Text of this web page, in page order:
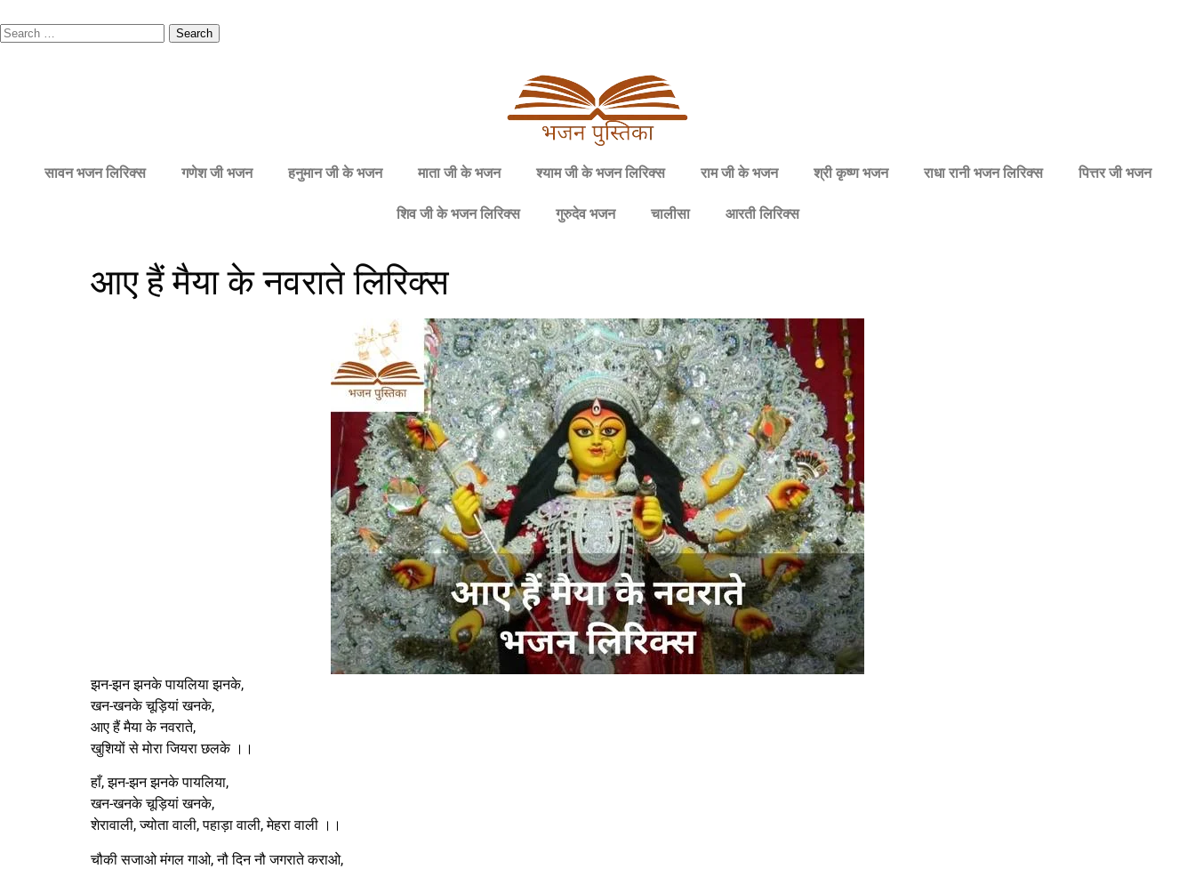
सावन भजन लिरिक्स गणेश जी भजन हनुमान जी के भजन माता जी के भजन श्याम जी के भजन लिरिक्स राम जी के भजन श्री कृष्ण भजन राधा रानी भजन लिरिक्स पित्तर जी भजन
शिव जी के भजन लिरिक्स गुरुदेव भजन चालीसा आरती लिरिक्स
आए हैं मैया के नवराते लिरिक्स
झन-झन झनके पायलिया झनके,
खन-खनके चूड़ियां खनके,
आए हैं मैया के नवराते,
खुशियों से मोरा जियरा छलके ।।
हाँ, झन-झन झनके पायलिया,
खन-खनके चूड़ियां खनके,
शेरावाली, ज्योता वाली, पहाड़ा वाली, मेहरा वाली ।।
चौकी सजाओ मंगल गाओ, नौ दिन नौ जगराते कराओ,